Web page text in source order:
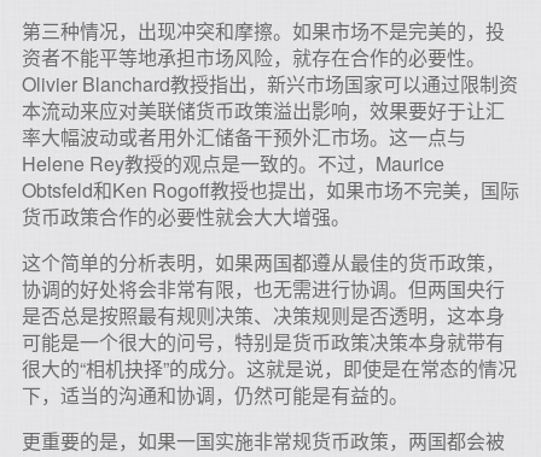
第三种情况，出现冲突和摩擦。如果市场不是完美的，投
资者不能平等地承担市场风险，就存在合作的必要性。
Olivier Blanchard教授指出，新兴市场国家可以通过限制资
本流动来应对美联储货币政策溢出影响，效果要好于让汇
率大幅波动或者用外汇储备干预外汇市场。这一点与
Helene Rey教授的观点是一致的。不过，Maurice
Obtsfeld和Ken Rogoff教授也提出，如果市场不完美，国际
货币政策合作的必要性就会大大增强。
这个简单的分析表明，如果两国都遵从最佳的货币政策，
协调的好处将会非常有限，也无需进行协调。但两国央行
是否总是按照最有规则决策、决策规则是否透明，这本身
可能是一个很大的问号，特别是货币政策决策本身就带有
很大的“相机抉择”的成分。这就是说，即使是在常态的情况
下，适当的沟通和协调，仍然可能是有益的。
更重要的是，如果一国实施非常规货币政策，两国都会被